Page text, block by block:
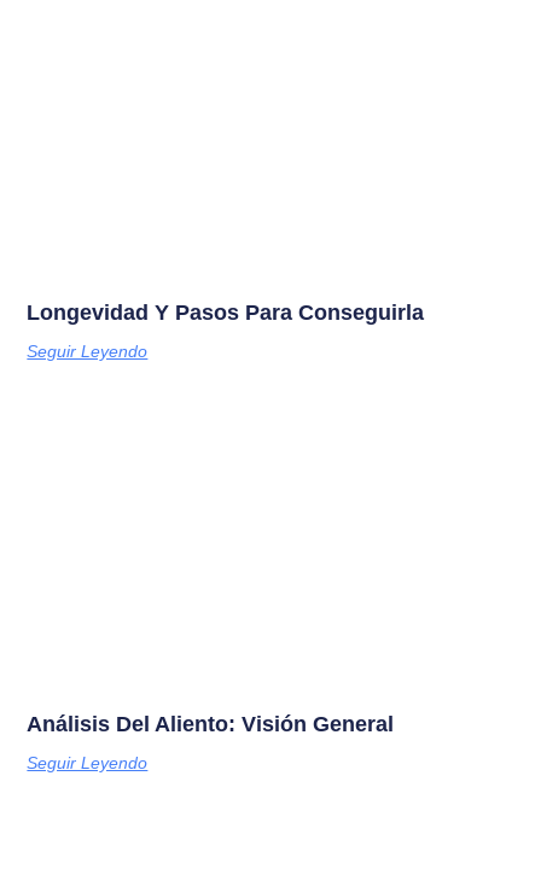
Longevidad Y Pasos Para Conseguirla
Seguir Leyendo
Análisis Del Aliento: Visión General
Seguir Leyendo